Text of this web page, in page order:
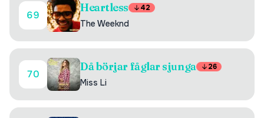
69
Heartless 42
The Weeknd
70
Då börjar fåglar sjunga 26
Miss Li